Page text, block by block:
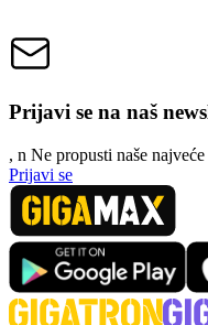
Prijavi se na naš
, n Ne propusti naše
Prijavi se